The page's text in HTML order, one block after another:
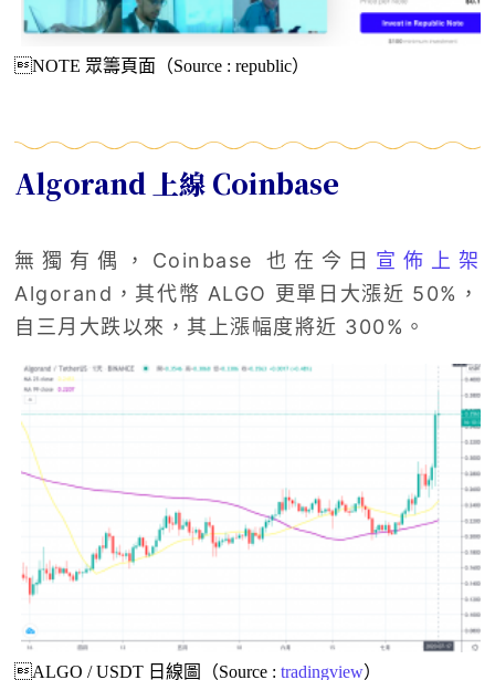
NOTE 眾籌頁面（Source : republic）
Algorand 上線 Coinbase
無獨有偶，Coinbase 也在今日 宣佈上架
Algorand，其代幣 ALGO 更單日大漲近 50%，
自三月大跌以來，其上漲幅度將近 300%。
ALGO / USDT 日線圖（Source :tradingview）